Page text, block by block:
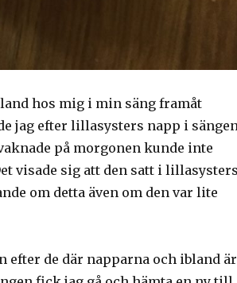
hos mig i min säng framåt
jag efter lillasysters napp i
på morgonen kunde inte
visade sig att den satt i
om detta även om den var lite
efter de där napparna och ibland är